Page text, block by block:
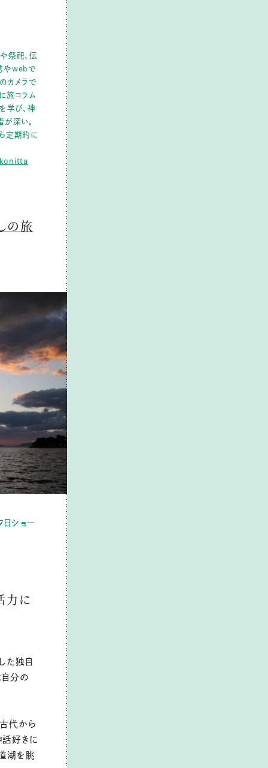
祭祀、伝
やwebで
カメラで
旅コラム
学び、神
深い。
定期的に
の旅
ショー
力に
た独自
自分の
代から
話好きに
湖を眺